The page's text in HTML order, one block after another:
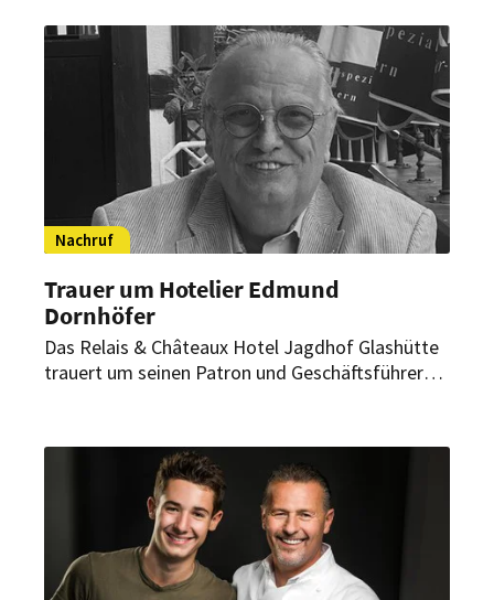
die Whiskywelt maßgeblich mit.
Nachruf
Trauer um Hotelier Edmund
Dornhöfer
Das Relais & Châteaux Hotel Jagdhof Glashütte
trauert um seinen Patron und Geschäftsführer
einem preisgekrönten Fünf-Sterne-Luxushotel
formte, ist im Alter von 70 Jahren verstorben.